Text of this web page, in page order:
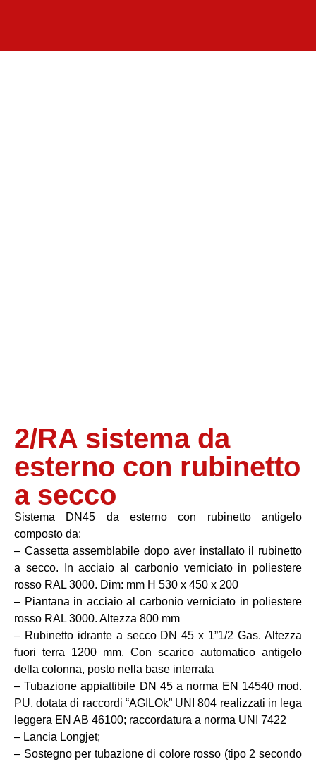
2/RA sistema da
esterno con rubinetto
a secco
Sistema DN45 da esterno con rubinetto antigelo
composto da:
– Cassetta assemblabile dopo aver installato il rubinetto
a secco. In acciaio al carbonio verniciato in poliestere
rosso RAL 3000. Dim: mm H 530 x 450 x 200
– Piantana in acciaio al carbonio verniciato in poliestere
rosso RAL 3000. Altezza 800 mm
– Rubinetto idrante a secco DN 45 x 1”1/2 Gas. Altezza
fuori terra 1200 mm. Con scarico automatico antigelo
della colonna, posto nella base interrata
– Tubazione appiattibile DN 45 a norma EN 14540 mod.
PU, dotata di raccordi “AGILOk” UNI 804 realizzati in lega
leggera EN AB 46100; raccordatura a norma UNI 7422
– Lancia Longjet;
– Sostegno per tubazione di colore rosso (tipo 2 secondo